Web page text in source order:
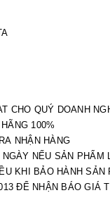
CHO QUÝ DOANH
100%
NHẬN HÀNG
NẾU SẢN PHẨM
KHI BẢO HÀNH SẢN
ĐỂ NHẬN BÁO GIÁ